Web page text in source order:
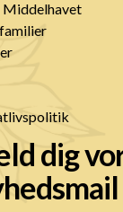
Middelhavet
dig